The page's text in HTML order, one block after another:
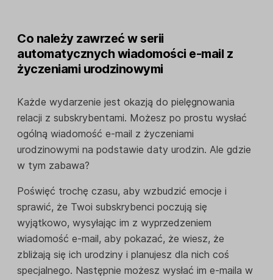
Co należy zawrzeć w serii
automatycznych wiadomości e-mail z
życzeniami urodzinowymi
Każde wydarzenie jest okazją do pielęgnowania
relacji z subskrybentami. Możesz po prostu wysłać
ogólną wiadomość e-mail z życzeniami
urodzinowymi na podstawie daty urodzin. Ale gdzie
w tym zabawa?
Poświęć trochę czasu, aby wzbudzić emocje i
sprawić, że Twoi subskrybenci poczują się
wyjątkowo, wysyłając im z wyprzedzeniem
wiadomość e-mail, aby pokazać, że wiesz, że
zbliżają się ich urodziny i planujesz dla nich coś
specjalnego. Następnie możesz wysłać im e-maila w